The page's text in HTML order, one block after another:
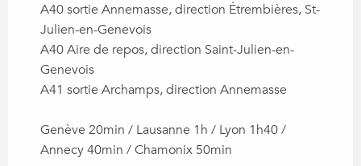
A40 sortie Annemasse, direction Étrembières, St-
Julien-en-Genevois
A40 Aire de repos, direction Saint-Julien-en-
Genevois
A41 sortie Archamps, direction Annemasse
Genève 20min / Lausanne 1h / Lyon 1h40 /
Annecy 40min / Chamonix 50min